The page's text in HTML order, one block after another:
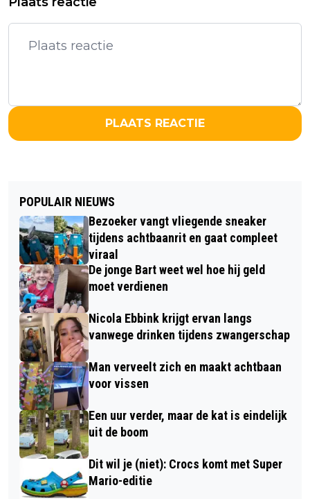
PLAATS REACTIE
POPULAIR NIEUWS
Bezoeker vangt vliegende sneaker
tijdens achtbaanrit en gaat compleet
viraal
De jonge Bart weet wel hoe hij geld
moet verdienen
Nicola Ebbink krijgt ervan langs
vanwege drinken tijdens zwangerschap
Man verveelt zich en maakt achtbaan
voor vissen
Een uur verder, maar de kat is eindelijk
uit de boom
Dit wil je (niet): Crocs komt met Super
Mario-editie